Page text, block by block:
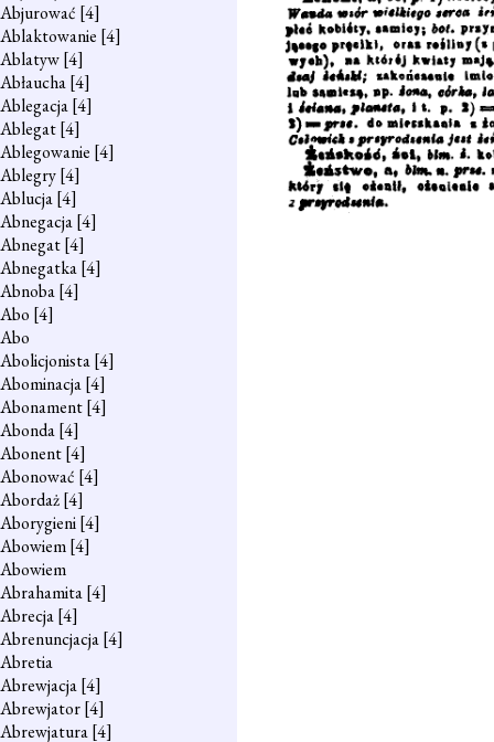
Abjurować [4]
Ablaktowanie [4]
Ablatyw[4]
Abłaucha[4]
Ablegacja[4]
Ablegat[4]
Ablegowanie [4]
Ablegry[4]
Ablucja[4]
Abnegacja[4]
Abnegat[4]
Abnegatka[4]
Abnoba[4]
Abo [4]
Abo
Abolicjonista[4]
Abominacja[4]
Abonament[4]
Abonda[4]
Abonent[4]
Abonować [4]
Abordaż[4]
Aborygieni[4]
Abowiem[4]
Abowiem
Abrahamita[4]
Abrecja[4]
Abrenuncjacja[4]
Abretia
Abrewjacja[4]
Abrewjator[4]
Abrewjatura[4]